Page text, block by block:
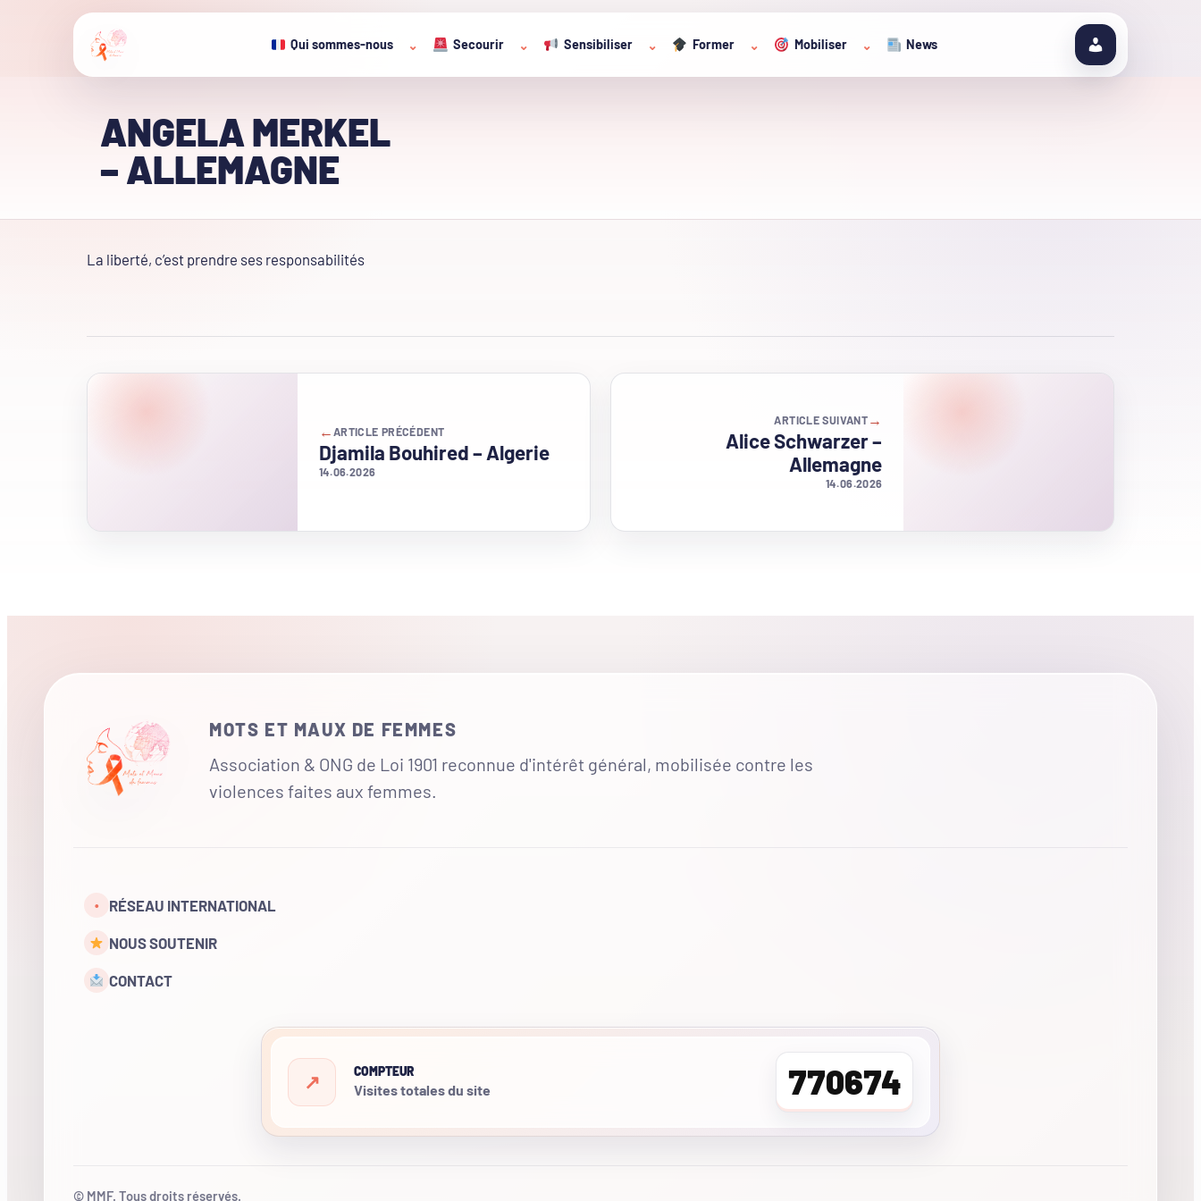
Qui sommes-nous ⌄ Secourir ⌄ Sensibiliser ⌄ Former ⌄ Mobiliser ⌄ News
ANGELA MERKEL
– ALLEMAGNE
La liberté, c’est prendre ses responsabilités
← ARTICLE PRÉCÉDENT
Djamila Bouhired – Algerie
14.06.2026
→
ARTICLE SUIVANT
Alice Schwarzer –
Allemagne
14.06.2026
MOTS ET MAUX DE FEMMES
Association & ONG de Loi 1901 reconnue d'intérêt général, mobilisée contre les
violences faites aux femmes.
• RÉSEAU INTERNATIONAL
NOUS SOUTENIR
CONTACT
COMPTEUR
Visites totales du site 770674
© MMF. Tous droits réservés.